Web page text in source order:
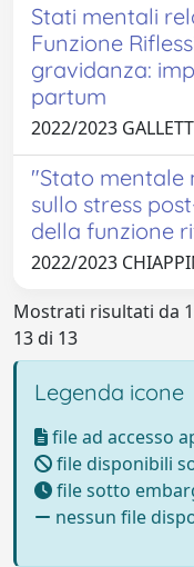
Stati mentali
Funzione
gravidanza:
partum
2022/2023
"Stato mentale
sullo stress
della funzione
2022/2023
Mostrati risultati da
13 di 13
Legenda icone
file ad accesso
file disponibili
file sotto
nessun file